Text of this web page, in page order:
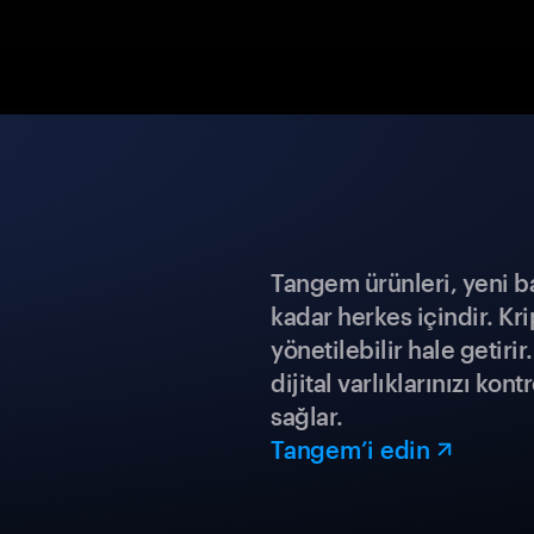
Tangem ürünleri, yeni
kadar herkes içindir.
yönetilebilir hale
dijital varlıklarınızı
sağlar.
Tangem’i edin